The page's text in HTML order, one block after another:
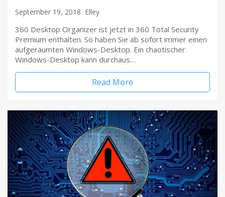
September 19, 2018 Elley
360 Desktop Organizer ist jetzt in 360 Total Security
Premium enthalten. So haben Sie ab sofort immer einen
aufgeräumten Windows-Desktop. Ein chaotischer
Windows-Desktop kann durchaus…
Read More